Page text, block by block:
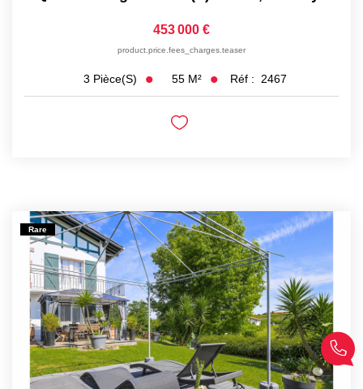
453 000 €
product.price.fees_charges.teaser
3 Pièce(s) 55 M² Réf : 2467
Rare